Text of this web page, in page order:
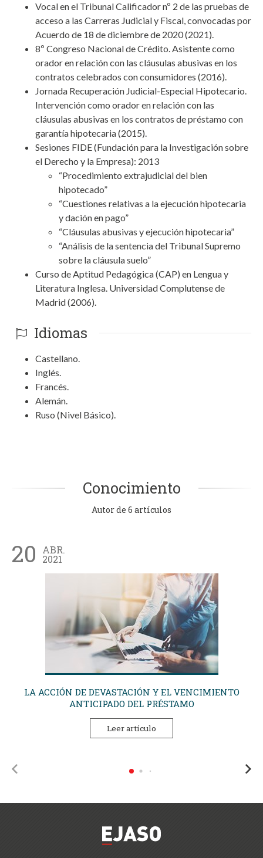
Vocal en el Tribunal Calificador nº 2 de las pruebas de
acceso a las Carreras Judicial y Fiscal, convocadas por
Acuerdo de 18 de diciembre de 2020 (2021).
8º Congreso Nacional de Crédito. Asistente como
orador en relación con las cláusulas abusivas en los
contratos celebrados con consumidores (2016).
Jornada Recuperación Judicial-Especial Hipotecario.
Intervención como orador en relación con las
cláusulas abusivas en los contratos de préstamo con
garantía hipotecaria (2015).
Sesiones FIDE (Fundación para la Investigación sobre
el Derecho y la Empresa): 2013
“Procedimiento extrajudicial del bien
hipotecado”
“Cuestiones relativas a la ejecución hipotecaria
y dación en pago”
“Cláusulas abusivas y ejecución hipotecaria”
“Análisis de la sentencia del Tribunal Supremo
sobre la cláusula suelo”
Curso de Aptitud Pedagógica (CAP) en Lengua y
Literatura Inglesa. Universidad Complutense de
Madrid (2006).
Idiomas
Castellano.
Inglés.
Francés.
Alemán.
Ruso (Nivel Básico).
Conocimiento
Autor de 6 artículos
20 ABR.
2021
LA ACCIÓN DE DEVASTACIÓN Y EL VENCIMIENTO
ANTICIPADO DEL PRÉSTAMO
Leer artículo